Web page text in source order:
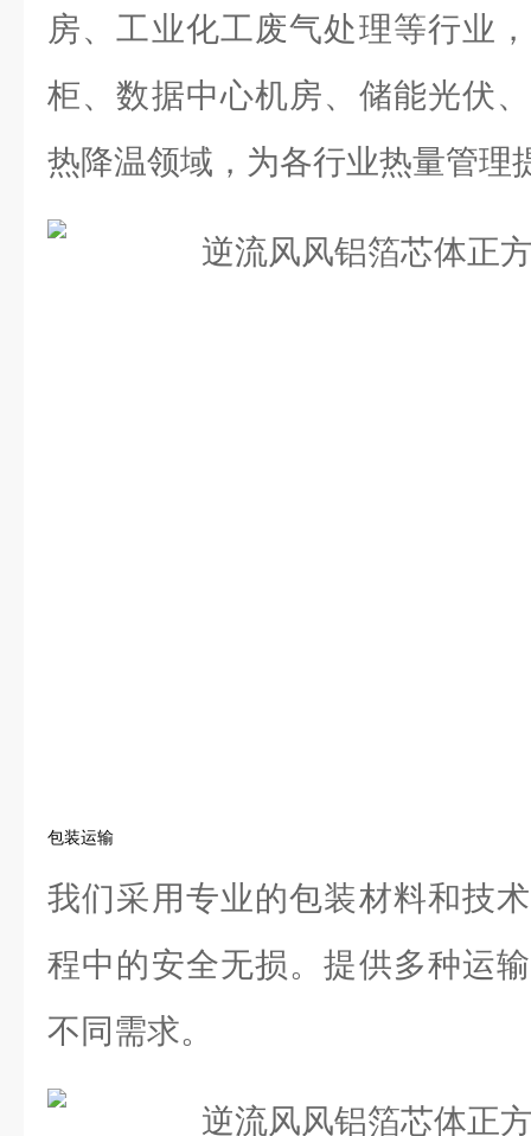
房、工业化工废气处理等行业
柜、数据中心机房、储能光伏
热降温领域，为各行业热量管理
包装运输
我们采用专业的包装材料和技
程中的安全无损。提供多种运
不同需求。